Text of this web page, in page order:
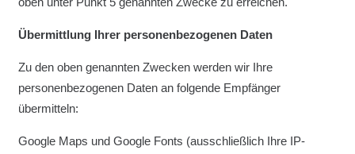
Übermittlung Ihrer personenbezogenen Daten
Zu den oben genannten Zwecken werden wir Ihre
personenbezogenen Daten an folgende Empfänger
übermitteln:
Google Maps und Google Fonts (ausschließlich Ihre IP-